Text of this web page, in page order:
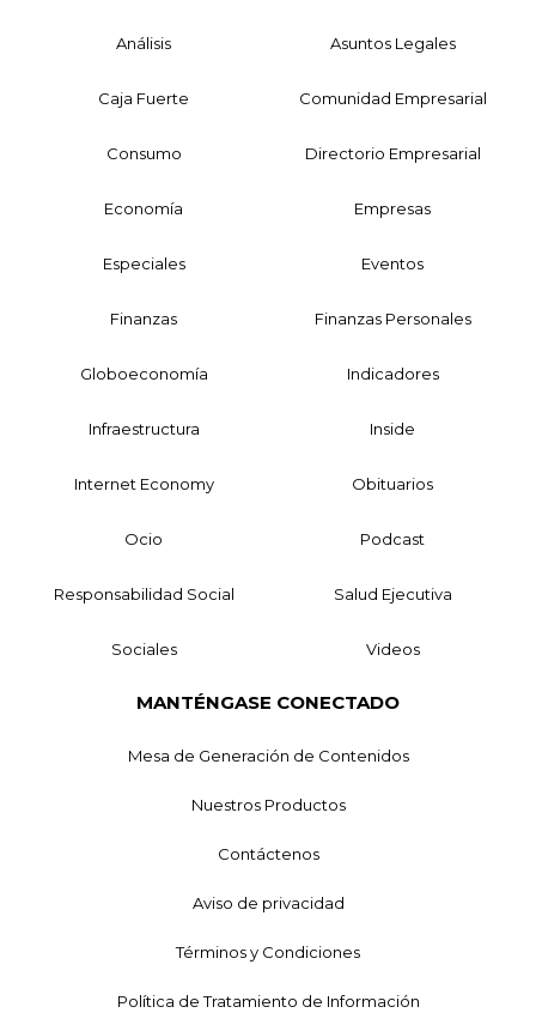
Análisis Asuntos Legales
Caja Fuerte Comunidad Empresarial
Consumo Directorio Empresarial
Economía Empresas
Especiales Eventos
Finanzas Finanzas Personales
Globoeconomía Indicadores
Infraestructura Inside
Internet Economy Obituarios
Ocio Podcast
Responsabilidad Social Salud Ejecutiva
Sociales Videos
MANTÉNGASE CONECTADO
Mesa de Generación de Contenidos
Nuestros Productos
Contáctenos
Aviso de privacidad
Términos y Condiciones
Política de Tratamiento de Información